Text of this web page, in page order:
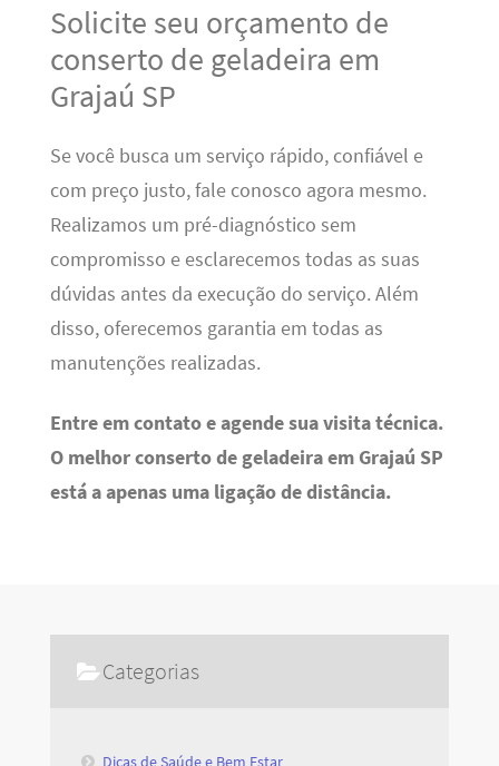
Solicite seu orçamento de
conserto de geladeira em
Grajaú SP
Se você busca um serviço rápido, confiável e
com preço justo, fale conosco agora mesmo.
Realizamos um pré-diagnóstico sem
compromisso e esclarecemos todas as suas
dúvidas antes da execução do serviço. Além
disso, oferecemos garantia em todas as
manutenções realizadas.
Entre em contato e agende sua visita técnica.
O melhor conserto de geladeira em Grajaú SP
está a apenas uma ligação de distância.
Categorias
Dicas de Saúde e Bem Estar